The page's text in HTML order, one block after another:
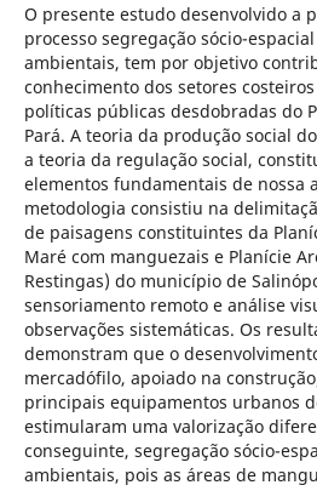
O presente estudo desenvolvido a
processo segregação sócio-
ambientais, tem por objetivo
conhecimento dos setores
políticas públicas desdobradas do
Pará. A teoria da produção social
a teoria da regulação social,
elementos fundamentais de nossa
metodologia consistiu na
de paisagens constituintes da
Maré com manguezais e Planície
Restingas) do município de
sensoriamento remoto e análise
observações sistemáticas. Os
demonstram que o
mercadófilo, apoiado na
principais equipamentos urbanos
estimularam uma valorização
conseguinte, segregação sócio-
ambientais, pois as áreas de